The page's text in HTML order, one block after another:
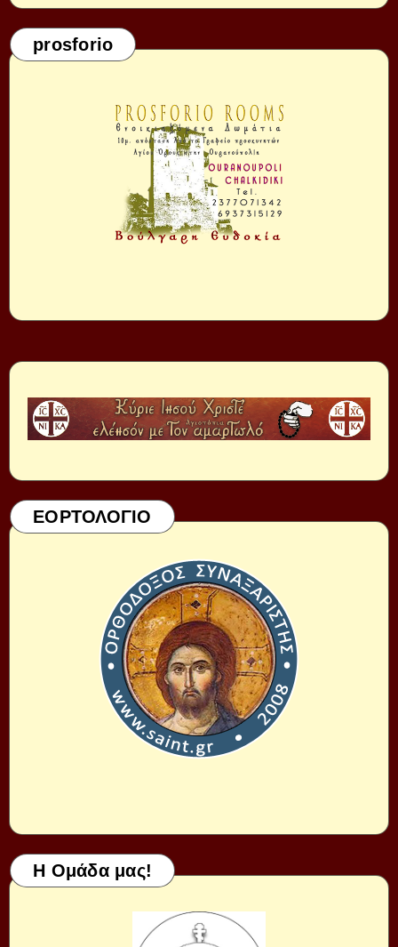
prosforio
ΕΟΡΤΟΛΟΓΙΟ
Η Ομάδα μας!